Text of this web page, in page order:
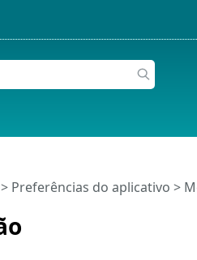
Preferências do aplicativo >